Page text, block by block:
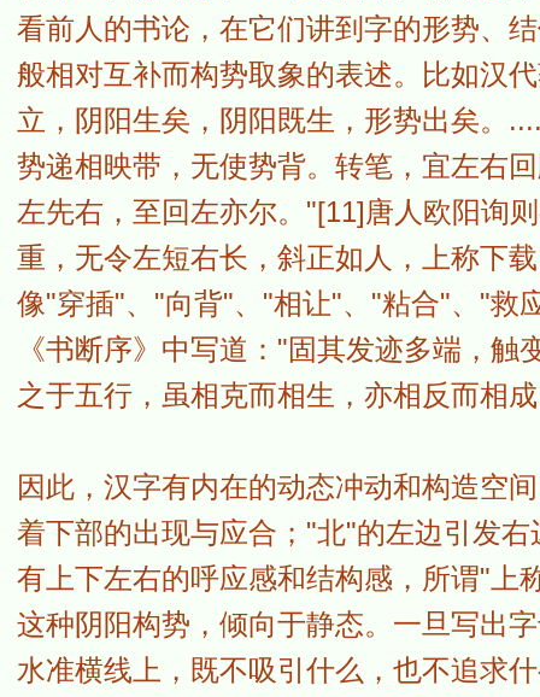
看前人的书论，在它们讲到字的形势、
般相对互补而构势取象的表述。比如汉
立，阴阳生矣，阴阳既生，形势出矣。
势递相映带，无使势背。转笔，宜左右
左先右，至回左亦尔。"[11]唐人欧阳询
重，无令左短右长，斜正如人，上称下
像"穿插"、"向背"、"相让"、"粘合"、"救
《书断序》中写道："固其发迹多端，
之于五行，虽相克而相生，亦相反而相
因此，汉字有内在的动态冲动和构造空
着下部的出现与应合；"北"的左边引发
有上下左右的呼应感和结构感，所谓"上
这种阴阳构势，倾向于静态。一旦写出
水准横线上，既不吸引什么，也不追求